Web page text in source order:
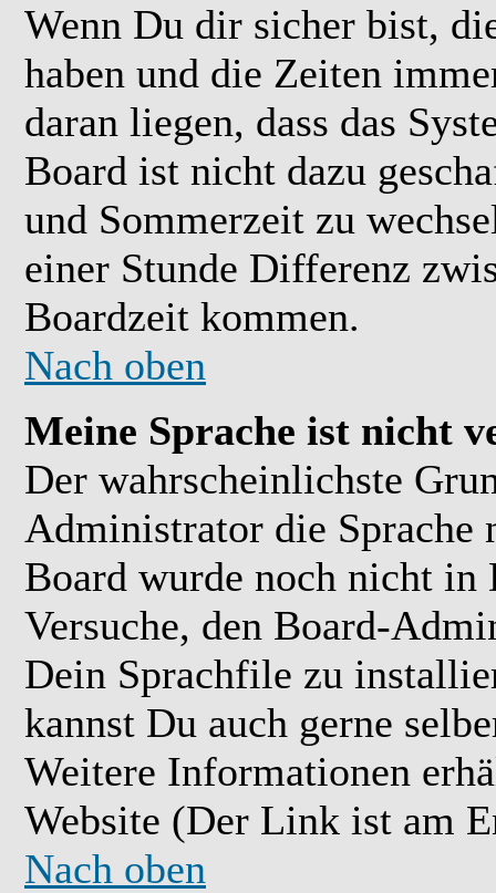
Wenn Du dir sicher bist,
haben und die Zeiten
daran liegen, dass das
Board ist nicht dazu
und Sommerzeit zu
einer Stunde Differenz
Boardzeit kommen.
Nach oben
Meine Sprache ist nicht
Der wahrscheinlichste
Administrator die Sprache
Board wurde noch nicht in
Versuche, den Board-
Dein Sprachfile zu
kannst Du auch gerne
Weitere Informationen
Website (Der Link ist am
Nach oben